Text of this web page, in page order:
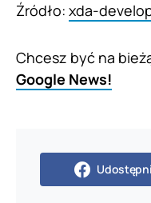
Źródło: xda-
Chcesz być na
Google News!